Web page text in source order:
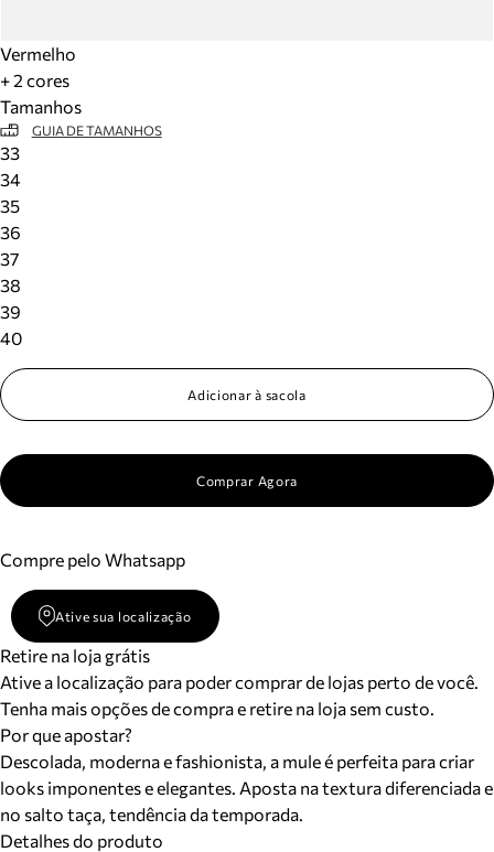
Vermelho
+ 2 cores
Tamanhos
GUIA DE TAMANHOS
33
34
35
36
37
38
39
40
Adicionar à sacola
Comprar Agora
Compre pelo Whatsapp
Ative sua localização
Retire na loja grátis
Ative a localização para poder comprar de lojas perto de você.
Tenha mais opções de compra e retire na loja sem custo.
Por que apostar?
Descolada, moderna e fashionista, a mule é perfeita para criar
looks imponentes e elegantes. Aposta na textura diferenciada e
no salto taça, tendência da temporada.
Detalhes do produto